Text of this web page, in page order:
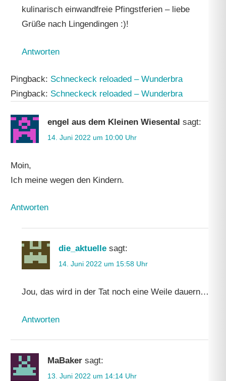
kulinarisch einwandfreie Pfingstferien – liebe
Grüße nach Lingendingen :)!
Antworten
Pingback: Schneckeck reloaded – Wunderbra
Pingback: Schneckeck reloaded – Wunderbra
engel aus dem Kleinen Wiesental sagt:
14. Juni 2022 um 10:00 Uhr
Moin,
Ich meine wegen den Kindern.
Antworten
die_aktuelle sagt:
14. Juni 2022 um 15:58 Uhr
Jou, das wird in der Tat noch eine Weile dauern…
Antworten
MaBaker sagt:
13. Juni 2022 um 14:14 Uhr